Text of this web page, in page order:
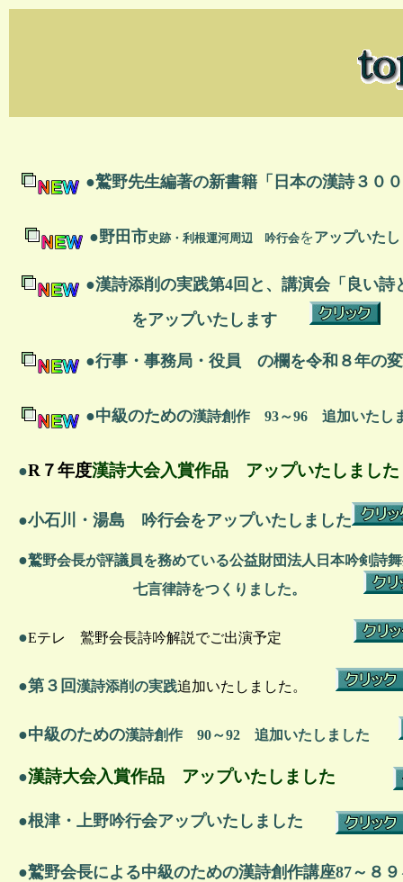
●鷲野先生編著の新書籍「日本の漢詩
●野田市史跡・利根運河周辺 吟行会をアップいた
●漢詩添削の実践第4回と、講演会「良い
をアップいたします
●行事・事務局・役員 の欄を令和８年の
●中級のための漢詩創作 93～96 追加いたし
●R７年度漢詩大会入賞作品 アップいたしました
●小石川・湯島 吟行会をアップいたしました
●鷲野会長が評議員を務めている公益財団法人日本吟剣詩
七言律詩をつくりました。
●Eテレ 鷲野会長詩吟解説でご出演予定
●第３回漢詩添削の実践追加いたしました。
●中級のための漢詩創作 90～92 追加いたしました
●漢詩大会入賞作品 アップいたしました
●根津・上野吟行会アップいたしました
●鷲野会長による中級のための漢詩創作講座87～８